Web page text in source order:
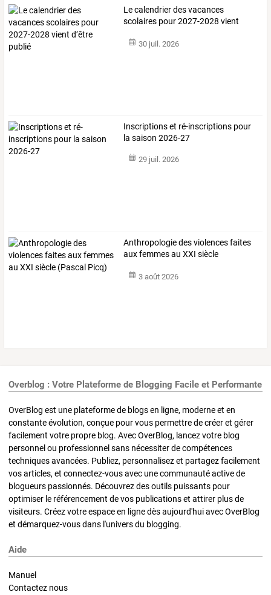
Le calendrier des vacances
scolaires pour 2027-2028 vient
30 juil. 2026
Inscriptions et ré-inscriptions pour
la saison 2026-27
29 juil. 2026
Anthropologiedesviolencesfaites
auxfemmesau XXI siècle
3 août 2026
Overblog : Votre Plateforme de Blogging Facile et Performante
OverBlog est une plateforme de blogs en ligne, moderne et en
constante évolution, conçue pour vous permettre de créer et gérer
facilement votre propre blog. Avec OverBlog, lancez votre blog
personnel ou professionnel sans nécessiter de compétences
techniques avancées. Publiez, personnalisez et partagez facilement
vos articles, et connectez-vous avec une communauté active de
blogueurs passionnés. Découvrez des outils puissants pour
optimiser le référencement de vos publications et attirer plus de
visiteurs. Créez votre espace en ligne dès aujourd'hui avec OverBlog
et démarquez-vous dans l'univers du blogging.
Aide
Manuel
Contactez nous